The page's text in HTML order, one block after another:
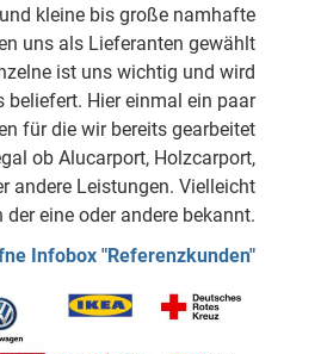
kleine bis große namhafte
uns als Lieferanten gewählt
ist uns wichtig und wird
beliefert. Hier einmal ein paar
für die wir bereits gearbeitet
ob Alucarport, Holzcarport,
andere Leistungen. Vielleicht
der eine oder andere bekannt.
Infobox "Referenzkunden"